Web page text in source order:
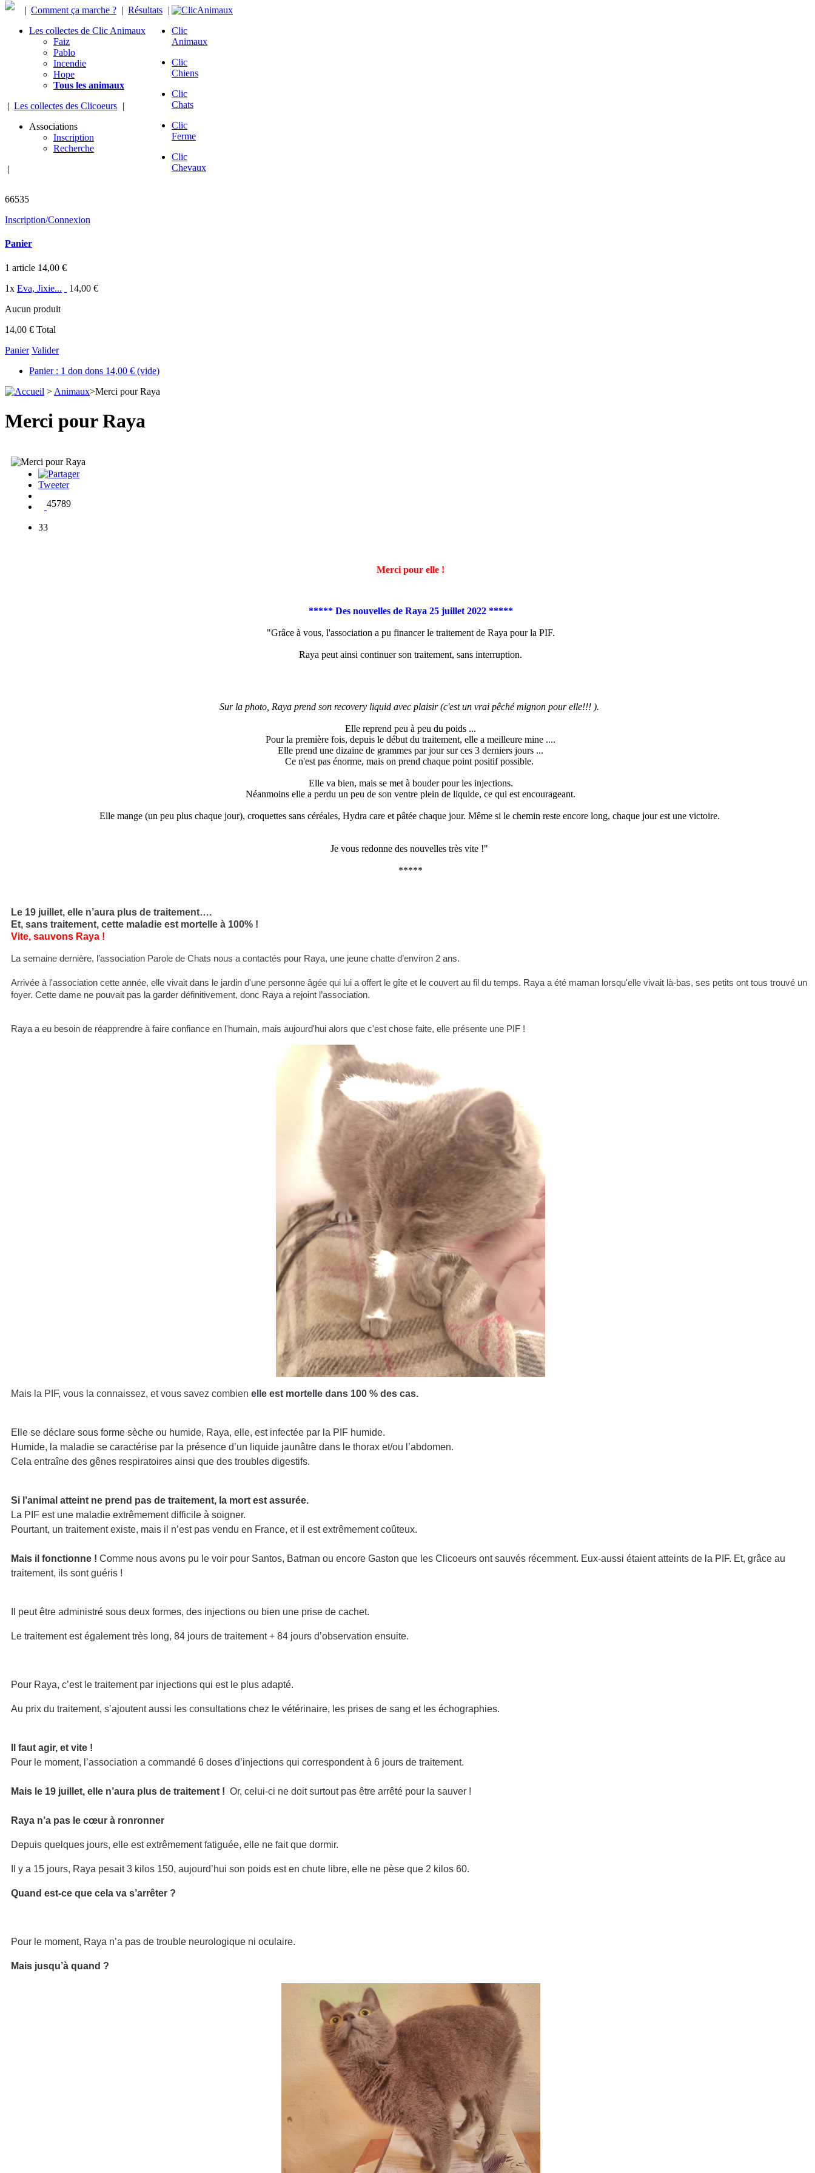
| Comment ça marche ? | Résultats |
Les collectes de Clic Animaux
Faiz
Pablo
Incendie
Hope
Tous les animaux
| Les collectes des Clicoeurs |
Associations
Inscription
Recherche
|
Clic
Animaux
Clic
Chiens
Clic
Chats
Clic
Ferme
Clic
Chevaux
66535
Inscription/Connexion
Panier
1 article 14,00 €
1x Eva, Jixie...
14,00 €
Aucun produit
14,00 € Total
Panier Valider
Panier : 1 don dons 14,00 € (vide)
> Animaux>Merci pour Raya
Merci pour Raya
Tweeter
45789
33
Merci pour elle !
***** Des nouvelles de Raya 25 juillet 2022 *****
"Grâce à vous, l'association a pu financer le traitement de Raya pour la PIF.
Raya peut ainsi continuer son traitement, sans interruption.
Sur la photo, Raya prend son recovery liquid avec plaisir (c'est un vrai pêché mignon pour elle!!! ).
Elle reprend peu à peu du poids ...
Pour la première fois, depuis le début du traitement, elle a meilleure mine ....
Elle prend une dizaine de grammes par jour sur ces 3 derniers jours ...
Ce n'est pas énorme, mais on prend chaque point positif possible.
Elle va bien, mais se met à bouder pour les injections.
Néanmoins elle a perdu un peu de son ventre plein de liquide, ce qui est encourageant.
Elle mange (un peu plus chaque jour), croquettes sans céréales, Hydra care et pâtée chaque jour. Même si le chemin reste encore long, chaque jour est une victoire.
Je vous redonne des nouvelles très vite !"
*****
Le 19 juillet, elle n’aura plus de traitement….
Et, sans traitement, cette maladie est mortelle à 100% !
Vite, sauvons Raya !
La semaine dernière, l’association Parole de Chats nous a contactés pour Raya, une jeune chatte d’environ 2 ans.
Arrivée à l'association cette année, elle vivait dans le jardin d'une personne âgée qui lui a offert le gîte et le couvert au fil du temps. Raya a été maman lorsqu'elle vivait là-bas, ses petits ont tous trouvé un
foyer. Cette dame ne pouvait pas la garder définitivement, donc Raya a rejoint l’association.
Raya a eu besoin de réapprendre à faire confiance en l'humain, mais aujourd'hui alors que c'est chose faite, elle présente une PIF !
Mais la PIF, vous la connaissez, et vous savez combien elle est mortelle dans 100 % des cas.
Elle se déclare sous forme sèche ou humide, Raya, elle, est infectée par la PIF humide.
Humide, la maladie se caractérise par la présence d’un liquide jaunâtre dans le thorax et/ou l’abdomen.
Cela entraîne des gênes respiratoires ainsi que des troubles digestifs.
Si l’animal atteint ne prend pas de traitement, la mort est assurée.
La PIF est une maladie extrêmement difficile à soigner.
Pourtant, un traitement existe, mais il n’est pas vendu en France, et il est extrêmement coûteux.
Mais il fonctionne ! Comme nous avons pu le voir pour Santos, Batman ou encore Gaston que les Clicoeurs ont sauvés récemment. Eux-aussi étaient atteints de la PIF. Et, grâce au
traitement, ils sont guéris !
Il peut être administré sous deux formes, des injections ou bien une prise de cachet.
Le traitement est également très long, 84 jours de traitement + 84 jours d’observation ensuite.
Pour Raya, c’est le traitement par injections qui est le plus adapté.
Au prix du traitement, s’ajoutent aussi les consultations chez le vétérinaire, les prises de sang et les échographies.
Il faut agir, et vite !
Pour le moment, l’association a commandé 6 doses d’injections qui correspondent à 6 jours de traitement.
Mais le 19 juillet, elle n’aura plus de traitement ! Or, celui-ci ne doit surtout pas être arrêté pour la sauver !
Raya n’a pas le cœur à ronronner
Depuis quelques jours, elle est extrêmement fatiguée, elle ne fait que dormir.
Il y a 15 jours, Raya pesait 3 kilos 150, aujourd’hui son poids est en chute libre, elle ne pèse que 2 kilos 60.
Quand est-ce que cela va s’arrêter ?
Pour le moment, Raya n’a pas de trouble neurologique ni oculaire.
Mais jusqu’à quand ?